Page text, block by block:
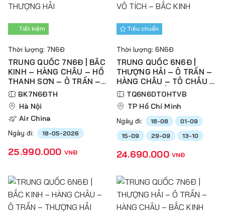
Tiết kiệm
Thời lượng: 7N6Đ
TRUNG QUỐC 7N6Đ | BẮC
KINH – HÀNG CHÂU – HỒ
THANH SƠN – Ô TRẤN –
THƯỢNG HẢI
BK7N6ĐTH
Hà Nội
Air China
Ngày đi: 18-05-2026
25.990.000 VNĐ
Tiêu chuẩn
Thời lượng: 6N6Đ
TRUNG QUỐC 6N6Đ |
THƯỢNG HẢI – Ô TRẤN –
HÀNG CHÂU – TÔ CHÂU –
VÔ TÍCH – BẮC KINH
TQ6N6DTOHTVB
TP Hồ Chí Minh
Ngày đi: 18-08
01-09
15-09
29-09 13-10
24.690.000 VNĐ